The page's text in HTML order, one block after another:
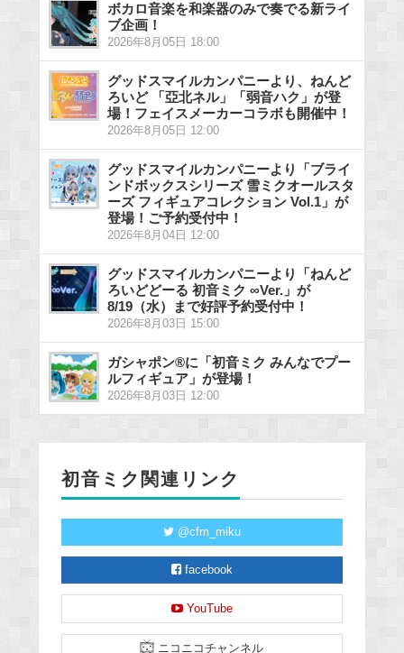
ボカロ音楽を和楽器のみで奏でる新ライ
ブ企画！
2026年8月05日 18:00
グッドスマイルカンパニーより、ねんど
ろいど 「亞北ネル」「弱音ハク」が登
場！フェイスメーカーコラボも開催中！
2026年8月05日 12:00
グッドスマイルカンパニーより「ブライ
ンドボックスシリーズ 雪ミクオールスタ
ーズ フィギュアコレクション Vol.1」が
登場！ご予約受付中！
2026年8月04日 12:00
グッドスマイルカンパニーより「ねんど
ろいどどーる 初音ミク ∞Ver.」が
8/19（水）まで好評予約受付中！
2026年8月03日 15:00
ガシャポン®に「初音ミク みんなでプー
ルフィギュア」が登場！
2026年8月03日 12:00
初音ミク関連リンク
@cfm_miku
facebook
YouTube
ニコニコチャンネル